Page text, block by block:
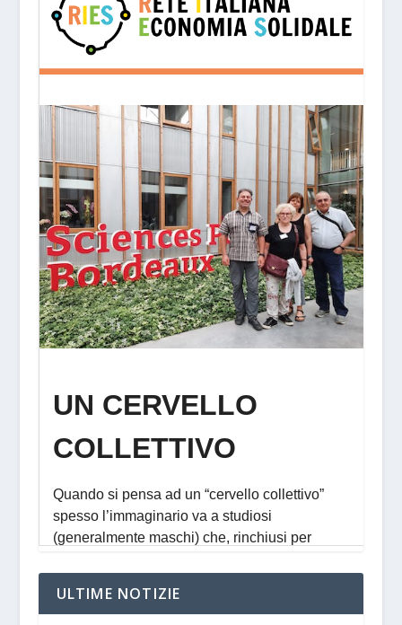
ULTIME NOTIZIE